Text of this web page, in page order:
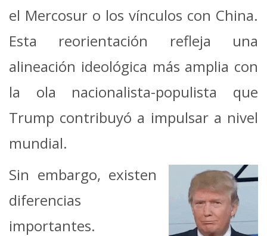
el Mercosur o los vínculos con China.
Esta reorientación refleja una
alineación ideológica más amplia con
la ola nacionalista-populista que
Trump contribuyó a impulsar a nivel
mundial.
Sin embargo, existen
diferencias
importantes.